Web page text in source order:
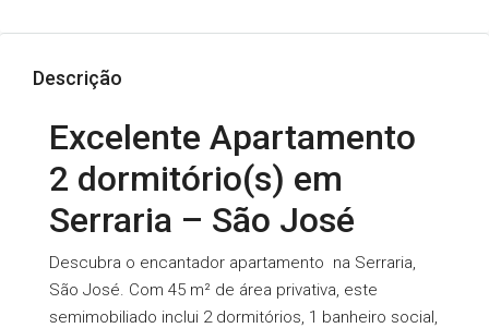
Descrição
Excelente Apartamento
2 dormitório(s) em
Serraria – São José
Descubra o encantador apartamento na Serraria,
São José. Com 45 m² de área privativa, este
semimobiliado inclui 2 dormitórios, 1 banheiro social,